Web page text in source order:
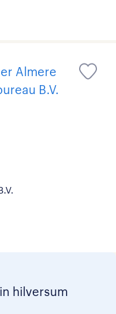
Almere
B.V.
hilversum